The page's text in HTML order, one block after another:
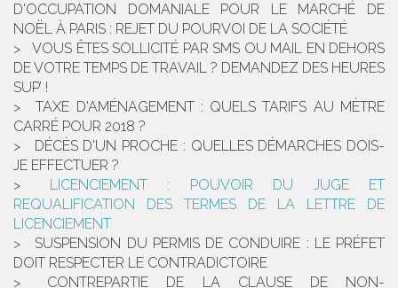
D'OCCUPATION DOMANIALE POUR LE MARCHÉ DE
NOËL À PARIS : REJET DU POURVOI DE LA SOCIÉTÉ
VOUS ÊTES SOLLICITÉ PAR SMS OU MAIL EN DEHORS
DE VOTRE TEMPS DE TRAVAIL ? DEMANDEZ DES HEURES
SUP’ !
TAXE D'AMÉNAGEMENT : QUELS TARIFS AU MÈTRE
CARRÉ POUR 2018 ?
DÉCÈS D'UN PROCHE : QUELLES DÉMARCHES DOIS-
JE EFFECTUER ?
LICENCIEMENT : POUVOIR DU JUGE ET
REQUALIFICATION DES TERMES DE LA LETTRE DE
LICENCIEMENT
SUSPENSION DU PERMIS DE CONDUIRE : LE PRÉFET
DOIT RESPECTER LE CONTRADICTOIRE
CONTREPARTIE DE LA CLAUSE DE NON-